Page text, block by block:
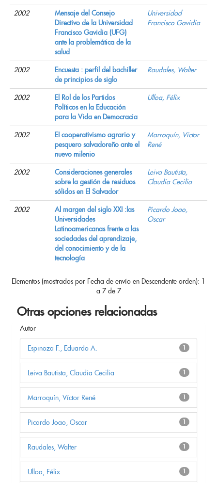
2002
Mensaje del Consejo
Directivo de la Universidad
Francisco Gavidia (UFG)
ante la problemática de la
salud
Universidad
Francisco Gavidia
2002
Encuesta : perfil del bachiller
de principios de siglo
Raudales, Walter
2002
El Rol de los Partidos
Políticos en la Educación
para la Vida en Democracia
Ulloa, Félix
2002
EI cooperativismo agrario y
pesquero salvadoreño ante el
nuevo milenio
Marroquín, Víctor
René
2002
Consideraciones generales
sobre la gestión de residuos
sólidos en El Salvador
Leiva Bautista,
Claudia Cecilia
2002
Al margen del siglo XXI :las
Universidades
Latinoamericanas frente a las
sociedades del aprendizaje,
del conocimiento y de la
tecnología
Picardo Joao,
Oscar
Elementos (mostrados por Fecha de envío en Descendente orden): 1
a 7 de 7
Otras opciones relacionadas
Autor
1
Espinoza F., Eduardo A.
1
Leiva Bautista, Claudia Cecilia
1
Marroquín, Víctor René
1
Picardo Joao, Oscar
1
Raudales, Walter
1
Ulloa, Félix